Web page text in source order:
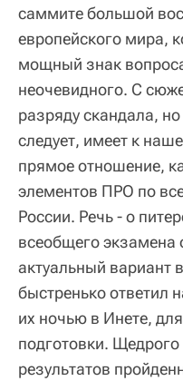
саммите большой
европейского мира,
мощный знак
неочевидного. С
разряду скандала,
следует, имеет к
прямое отношение,
элементов ПРО по
России. Речь - о
всеобщего экзамена
актуальный вариант
быстренько ответил
их ночью в Инете,
подготовки.
результатов